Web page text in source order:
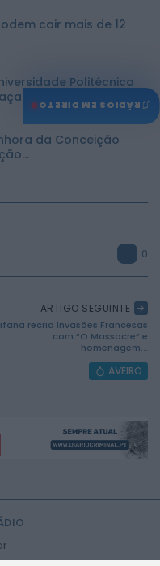
reservados.
cair mais de 12
Politécnica
estratégia...
da Conceição
0
ARTIGO SEGUINTE
recria Invasões Francesas
com “O Massacre” e
homenagem...
AVEIRO
♫
RÁDIOS EM DIRETO